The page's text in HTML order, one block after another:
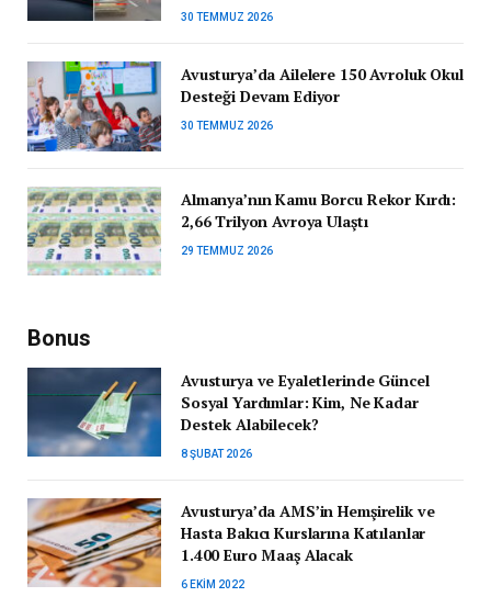
30 TEMMUZ 2026
Avusturya’da Ailelere 150 Avroluk Okul
Desteği Devam Ediyor
30 TEMMUZ 2026
Almanya’nın Kamu Borcu Rekor Kırdı:
2,66 Trilyon Avroya Ulaştı
29 TEMMUZ 2026
Bonus
Avusturya ve Eyaletlerinde Güncel
Sosyal Yardımlar: Kim, Ne Kadar
Destek Alabilecek?
8 ŞUBAT 2026
Avusturya’da AMS’in Hemşirelik ve
Hasta Bakıcı Kurslarına Katılanlar
1.400 Euro Maaş Alacak
6 EKIM 2022